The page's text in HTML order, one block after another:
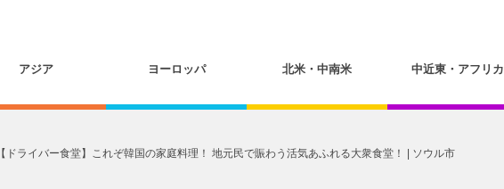
アジア ヨーロッパ 北米・中南米 中近東・アフリカ
【ドライバー食堂】これぞ韓国の家庭料理！ 地元民で賑わう活気あふれる大衆食堂！ | ソウル市